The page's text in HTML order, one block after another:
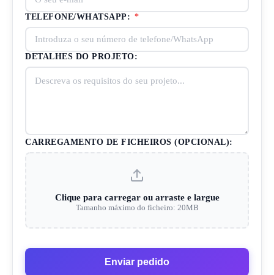
TELEFONE/WHATSAPP: *
DETALHES DO PROJETO:
CARREGAMENTO DE FICHEIROS (OPCIONAL):
Clique para carregar ou arraste e largue
Tamanho máximo do ficheiro: 20MB
Enviar pedido